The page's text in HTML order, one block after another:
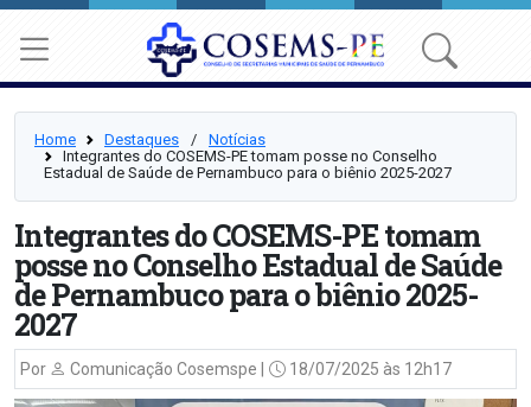
Home Destaques ⠀/⠀ Notícias
Integrantes do COSEMS-PE tomam posse no Conselho
Estadual de Saúde de Pernambuco para o biênio 2025-2027
Integrantes do COSEMS-PE tomam
posse no Conselho Estadual de Saúde
de Pernambuco para o biênio 2025-
2027
Por Comunicação Cosemspe | 18/07/2025 às 12h17